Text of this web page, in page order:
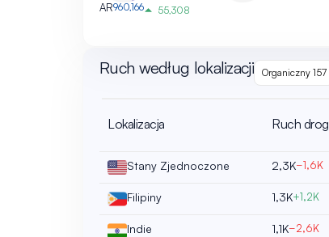
AR960,166 55,308
Ruch według lokalizacji Organiczny 157
Lokalizacja Ruch
Stany Zjednoczone 2,3K−1,6K
Filipiny 1,3K+1,2K
Indie 1,1K−2,6K